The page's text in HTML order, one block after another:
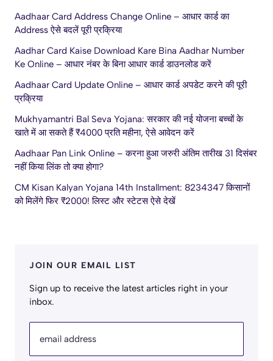
Aadhaar Card Address Change Online – आधार कार्ड का
Address ऐसे बदलें पूरी प्रक्रिया
Aadhar Card Kaise Download Kare Bina Aadhar Number
Ke Online – आधार नंबर के बिना आधार कार्ड डाउनलोड करें
Aadhaar Card Update Online – आधार कार्ड अपडेट करने की पूरी
प्रक्रिया
Mukhyamantri Bal Seva Yojana: सरकार की नई योजना बच्चों के
खाते में आ सकते हैं ₹4000 प्रति महीना, ऐसे आवेदन करें
Aadhaar Pan Link Online – करना हुआ जरुरी अंतिम तारीख 31 दिसंबर
नहीं किया लिंक तो क्या होगा?
CM Kisan Kalyan Yojana 14th Installment: 8234347 किसानों
को मिलेंगे फिर ₹2000! लिस्ट और स्टेटस ऐसे देखें
JOIN OUR EMAIL LIST
Sign up to receive the latest articles right in your
inbox.
email address